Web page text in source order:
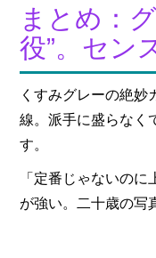
まとめ：
役”。セン
くすみグレーの絶妙
線。派手に盛らなく
す。
「定番じゃないの
が強い。二十歳の写